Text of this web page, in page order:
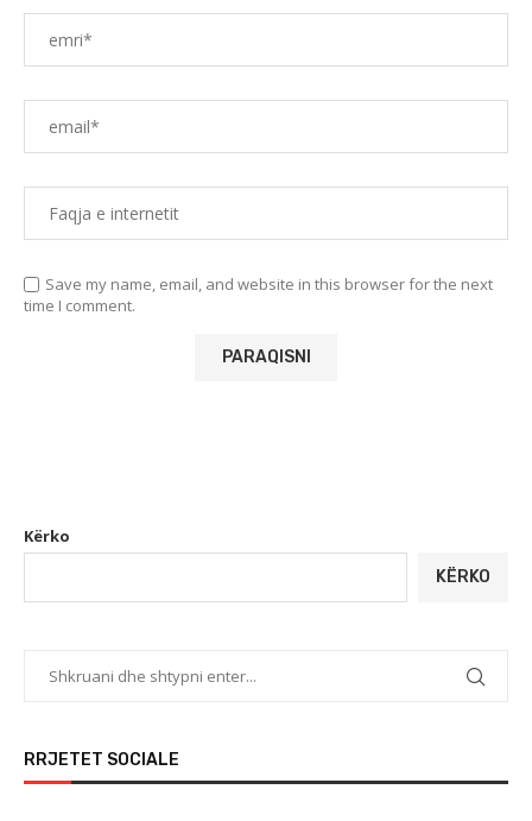
Save my name, email, and website in this browser for the next
time I comment.
Kërko
KËRKO
RRJETET SOCIALE